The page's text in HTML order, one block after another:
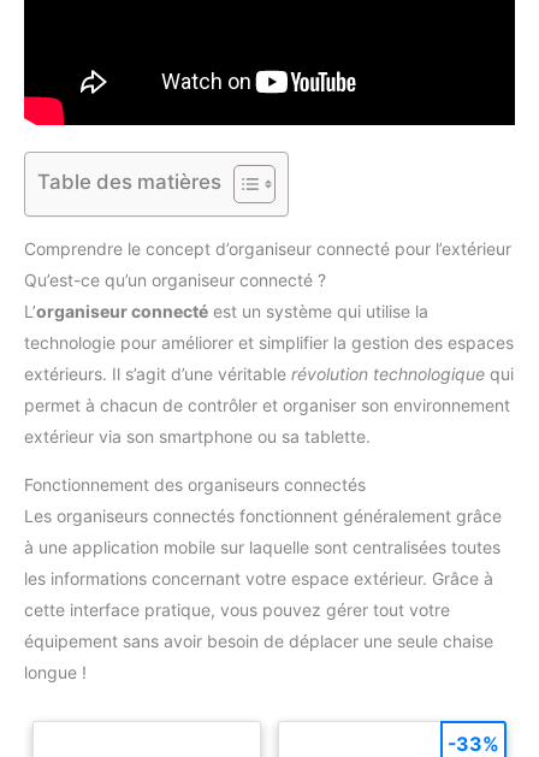
Table des matières
Comprendre le concept d’organiseur connecté pour l’extérieur
Qu’est-ce qu’un organiseur connecté ?
L’organiseur connecté est un système qui utilise la
technologie pour améliorer et simplifier la gestion des espaces
extérieurs. Il s’agit d’une véritable révolution technologique qui
permet à chacun de contrôler et organiser son environnement
extérieur via son smartphone ou sa tablette.
Fonctionnement des organiseurs connectés
Les organiseurs connectés fonctionnent généralement grâce
à une application mobile sur laquelle sont centralisées toutes
les informations concernant votre espace extérieur. Grâce à
cette interface pratique, vous pouvez gérer tout votre
équipement sans avoir besoin de déplacer une seule chaise
longue !
-33%